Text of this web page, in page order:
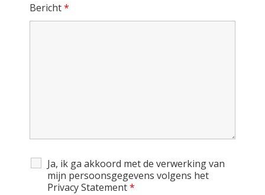
Bericht*
Ja, ik ga akkoord met de verwerking van
mijn persoonsgegevens volgens het
Privacy Statement*